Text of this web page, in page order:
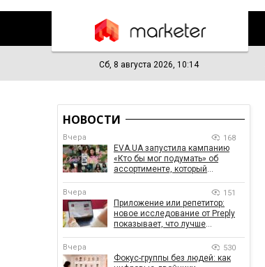
Сб, 8 августа 2026, 10:14
НОВОСТИ
Вчера 168
EVA.UA запустила кампанию
«Кто бы мог подумать» об
ассортименте, который
Вчера 151
Приложение или репетитор:
новое исследование от Preply
показывает, что лучше
Вчера 530
Фокус-группы без людей: как